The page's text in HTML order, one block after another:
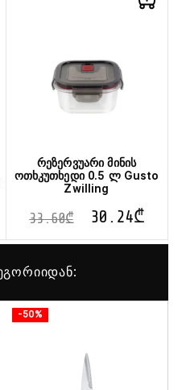
რეზერვუარი მინის
ოთხკუთხედი 0.5 ლ Gusto
Zwilling
33.60₾ 30.24₾
-50%